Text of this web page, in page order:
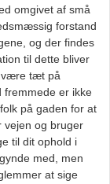
omgivet af små
forstand
og der findes
til dette bliver
være tæt på
fremmede er ikke
på gaden for at
vejen og bruger
til dit ophold i
med, men
at sige